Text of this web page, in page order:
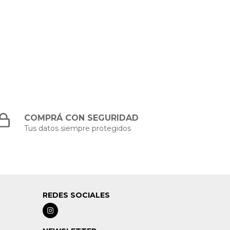
COMPRÁ CON SEGURIDAD
Tus datos siempre protegidos
REDES SOCIALES